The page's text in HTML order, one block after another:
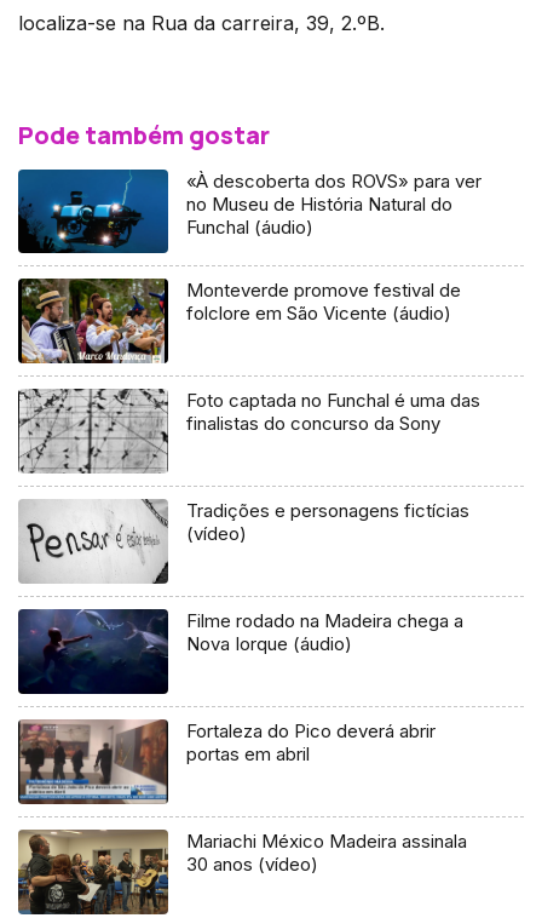
localiza-se na Rua da carreira, 39, 2.ºB.
Pode também gostar
«À descoberta dos ROVS» para ver
no Museu de História Natural do
Funchal (áudio)
Monteverde promove festival de
folclore em São Vicente (áudio)
Foto captada no Funchal é uma das
finalistas do concurso da Sony
Tradições e personagens fictícias
(vídeo)
Filme rodado na Madeira chega a
Nova Iorque (áudio)
Fortaleza do Pico deverá abrir
portas em abril
Mariachi México Madeira assinala
30 anos (vídeo)